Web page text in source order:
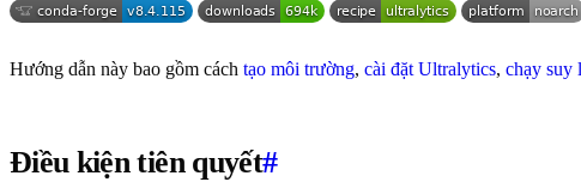
Hướng dẫn này bao gồm cách tạo môi trường, cài đặt Ultralytics, chạy suy
Điều kiện tiên quyết#